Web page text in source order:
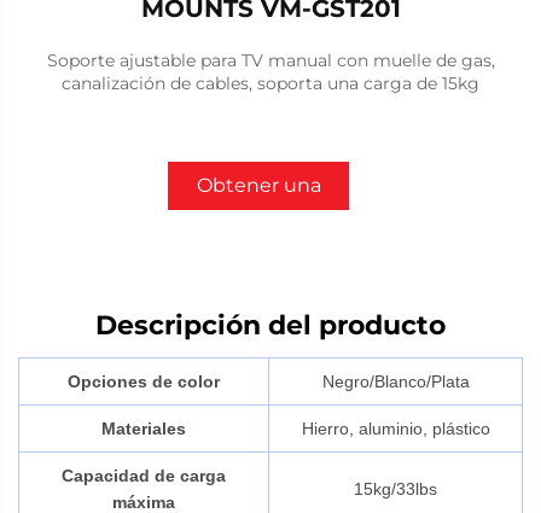
MOUNTS VM-GST201
Soporte ajustable para TV manual con muelle de gas,
canalización de cables, soporta una carga de 15kg
Obtener una
Descripción del producto
Opciones de color Negro/Blanco/Plata
Materiales Hierro, aluminio, plástico
Capacidad de carga
máxima
15kg/33lbs